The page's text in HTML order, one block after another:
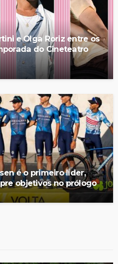
e Olga Roriz entre os
do Cineteatro
é o primeiro líder,
objetivos no prólogo